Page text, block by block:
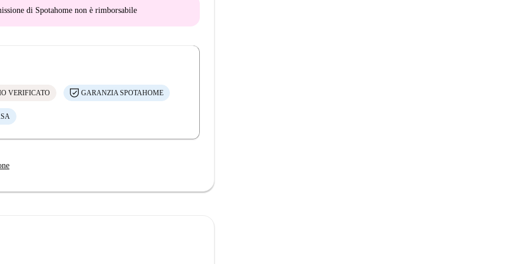
di Spotahome non è rimborsabile
VERIFICATO GARANZIA SPOTAHOME